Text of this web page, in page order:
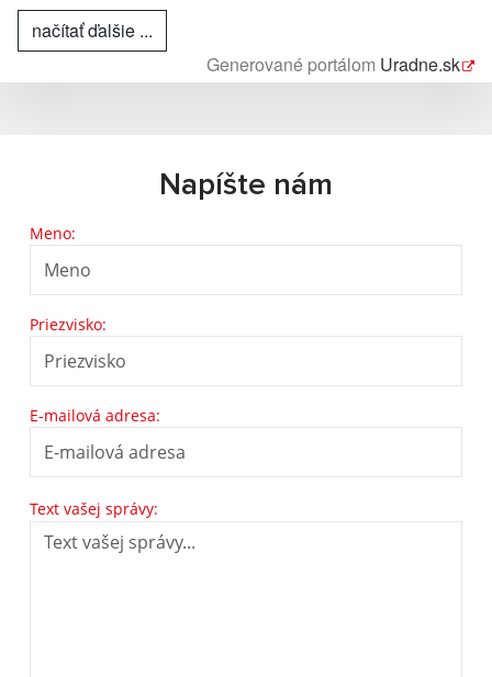
načítať ďalšie ...
Generované portálom Uradne.sk
Napíšte nám
Meno:
Priezvisko:
E-mailová adresa:
Text vašej správy: